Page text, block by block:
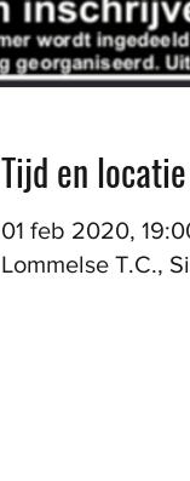
Tijd en locatie
01 feb 2020,
Lommelse T.C.,